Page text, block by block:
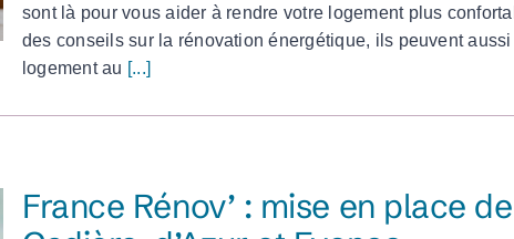
pastoraux
sont là pour vous aider à rendre votre logement plus
des conseils sur la rénovation énergétique, ils peuvent
logement au [...]
France Rénov’ : mise en place